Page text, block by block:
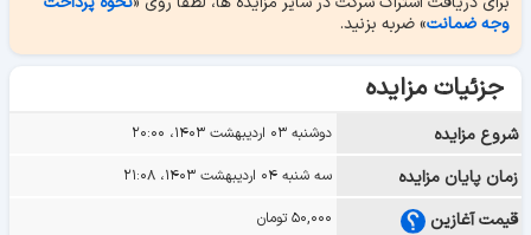
وجه ضمانت» ضربه بزنید.
جزئیات مزایده
شروع مزایده دوشنبه ۰۳ اردیبهشت ۱۴۰۳، ۲۰:۰۰
زمان پایان مزایده سه شنبه ۰۴ اردیبهشت ۱۴۰۳، ۲۱:۰۸
قیمت آغازین ۵۰,۰۰۰ تومان